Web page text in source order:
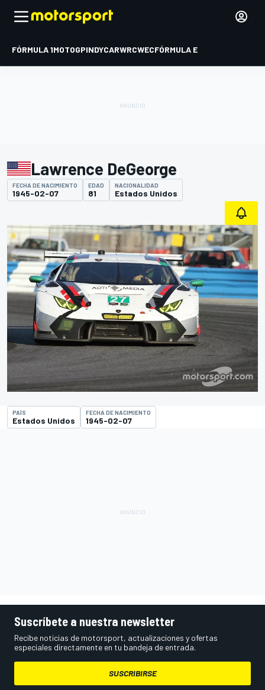
FÓRMULA 1MOTOGPINDYCARWRCWECFÓRMULA E
Lawrence DeGeorge
FECHA DE NACIMIENTO
1945-02-07
EDAD
81
NACIONALIDAD
Estados Unidos
PAÍS
Estados Unidos
FECHA DE NACIMIENTO
1945-02-07
Suscríbete a nuestra newsletter
Recibe noticias de motorsport, actualizaciones y ofertas
especiales directamente en tu bandeja de entrada.
SUSCRIBIRSE